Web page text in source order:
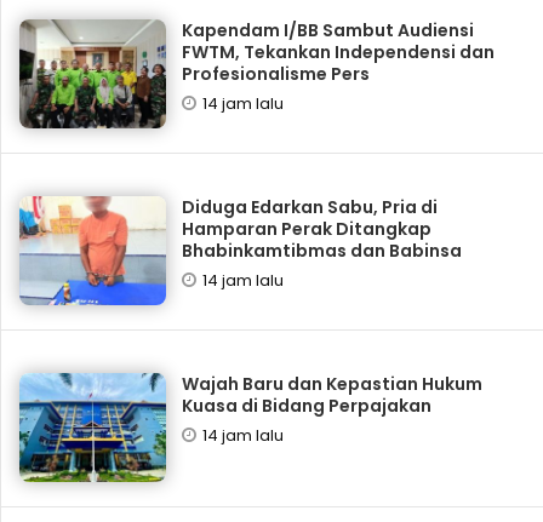
Kapendam I/BB Sambut Audiensi
FWTM, Tekankan Independensi dan
Profesionalisme Pers
14 jam lalu
Diduga Edarkan Sabu, Pria di
Hamparan Perak Ditangkap
Bhabinkamtibmas dan Babinsa
14 jam lalu
Wajah Baru dan Kepastian Hukum
Kuasa di Bidang Perpajakan
14 jam lalu